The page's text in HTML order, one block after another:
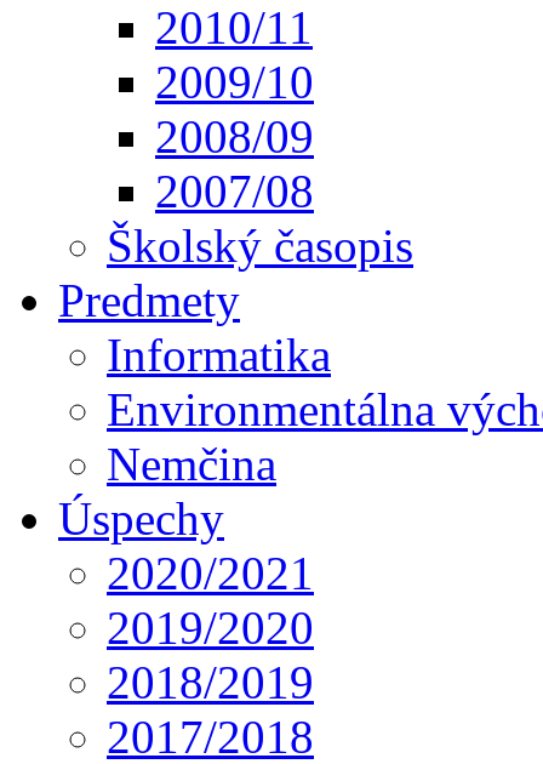
2010/11
2009/10
2008/09
2007/08
Školský časopis
Predmety
Informatika
Environmentálna
Nemčina
Úspechy
2020/2021
2019/2020
2018/2019
2017/2018